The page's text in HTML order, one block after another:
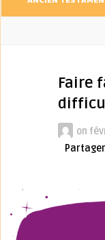
Faire
on
Partager